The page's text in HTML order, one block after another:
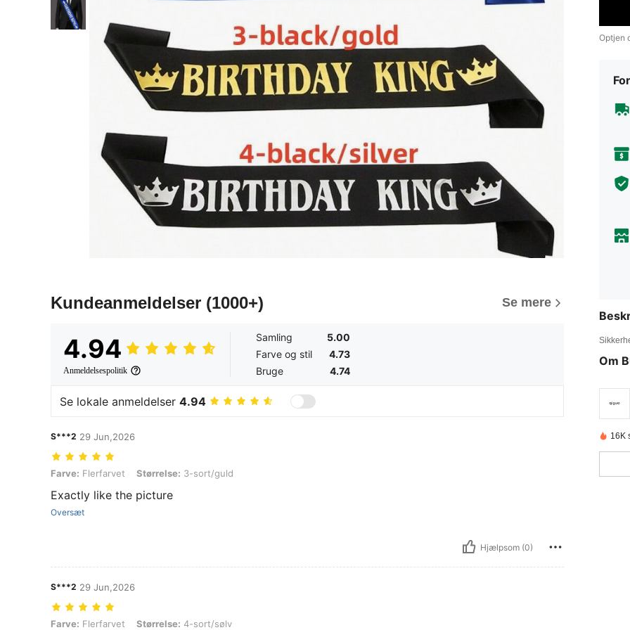
Kundeanmeldelser (1000+) Se mere
4.94
Anmeldelsespolitik
Samling
5.00
Farve og stil
4.73
Bruge
4.74
Se lokale anmeldelser 4.94
S***2 29 Jun,2026
Farve: Flerfarvet, Størrelse: 3-sort/guld
Farve: Flerfarvet Størrelse: 3-sort/guld
Exactly like the picture
Oversæt
Hjælpsom (0)
S***2 29 Jun,2026
Farve: Flerfarvet, Størrelse: 4-sort/sølv
Farve: Flerfarvet Størrelse: 4-sort/sølv
Optjen
Om
16K